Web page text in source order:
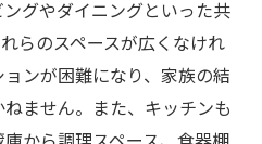
グやダイニングといった共
らのスペースが広くなけれ
ンが困難になり、家族の結
ません。また、キッチンも